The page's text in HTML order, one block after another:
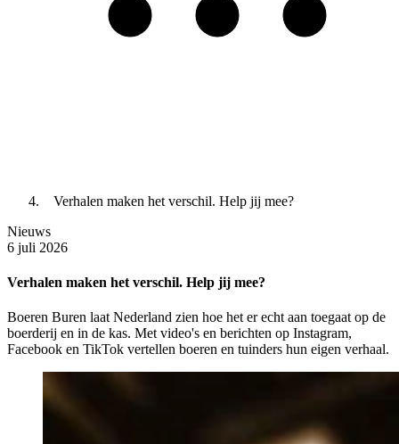
Verhalen maken het verschil. Help jij mee?
Nieuws
6 juli 2026
Verhalen maken het verschil. Help jij mee?
Boeren Buren laat Nederland zien hoe het er echt aan toegaat op de
boerderij en in de kas. Met video's en berichten op Instagram,
Facebook en TikTok vertellen boeren en tuinders hun eigen verhaal.